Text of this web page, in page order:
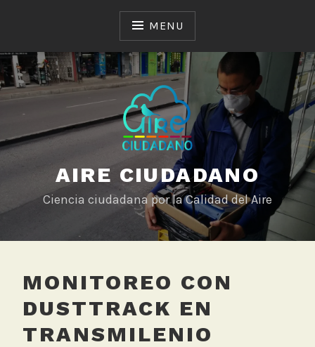
MENU
AIRE CIUDADANO
Ciencia ciudadana por la Calidad del Aire
MONITOREO CON
DUSTTRACK EN
TRANSMILENIO